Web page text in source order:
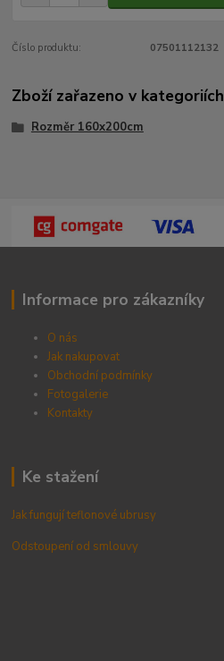
Číslo produktu: 07501112132
Zboží zařazeno v kategoriích
Rozměr 160x200cm
Informace pro zákazníky
O nás
Jak nakupovat
Obchodní podmínky
Fotogalerie
Kontakty
Ke stažení
Jak fungují teflonové ubrusy
Odstoupení od smlouvy